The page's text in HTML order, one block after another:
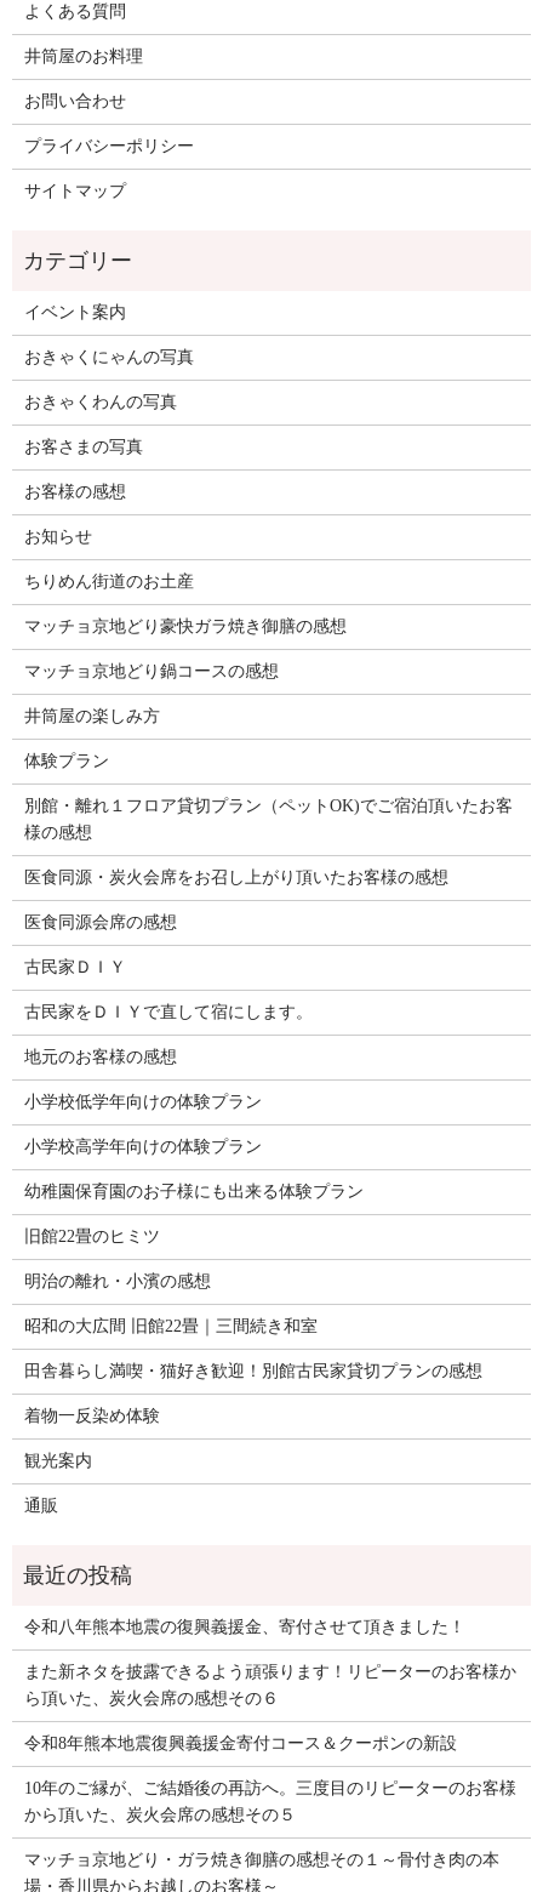
よくある質問
井筒屋のお料理
お問い合わせ
プライバシーポリシー
サイトマップ
イベント案内
おきゃくにゃんの写真
おきゃくわんの写真
お客さまの写真
お客様の感想
お知らせ
ちりめん街道のお土産
マッチョ京地どり豪快ガラ焼き御膳の感想
マッチョ京地どり鍋コースの感想
井筒屋の楽しみ方
体験プラン
別館・離れ１フロア貸切プラン（ペットOK)でご宿泊頂いたお客
様の感想
医食同源・炭火会席をお召し上がり頂いたお客様の感想
医食同源会席の感想
古民家ＤＩＹ
古民家をＤＩＹで直して宿にします。
地元のお客様の感想
小学校低学年向けの体験プラン
小学校高学年向けの体験プラン
幼稚園保育園のお子様にも出来る体験プラン
旧館22畳のヒミツ
明治の離れ・小濱の感想
昭和の大広間 旧館22畳｜三間続き和室
田舎暮らし満喫・猫好き歓迎！別館古民家貸切プランの感想
着物一反染め体験
観光案内
通販
令和八年熊本地震の復興義援金、寄付させて頂きました！
また新ネタを披露できるよう頑張ります！リピーターのお客様か
ら頂いた、炭火会席の感想その６
令和8年熊本地震復興義援金寄付コース＆クーポンの新設
10年のご縁が、ご結婚後の再訪へ。三度目のリピーターのお客様
から頂いた、炭火会席の感想その５
マッチョ京地どり・ガラ焼き御膳の感想その１～骨付き肉の本
場・香川県からお越しのお客様～